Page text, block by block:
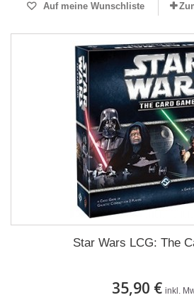
Auf meine Wunschliste
Star Wars LCG: The
35,90 € inkl.